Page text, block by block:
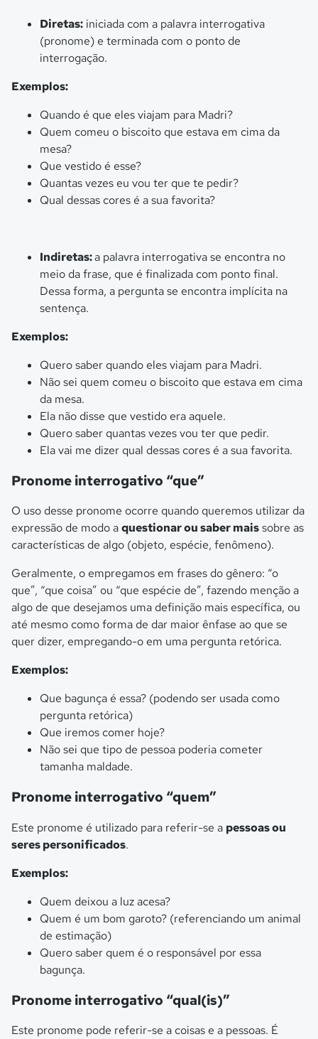
Diretas: iniciada com a palavra interrogativa
(pronome) e terminada com o ponto de
interrogação.
Exemplos:
Quando é que eles viajam para Madri?
Quem comeu o biscoito que estava em cima da
mesa?
Que vestido é esse?
Quantas vezes eu vou ter que te pedir?
Qual dessas cores é a sua favorita?
Indiretas:a palavra interrogativa se encontra no
meio da frase, que é finalizada com ponto final.
Dessa forma, a pergunta se encontra implícita na
sentença.
Exemplos:
Quero saber quando eles viajam para Madri.
Não sei quem comeu o biscoito que estava em cima
da mesa.
Ela não disse que vestido era aquele.
Quero saber quantas vezes vou ter que pedir.
Ela vai me dizer qual dessas cores é a sua favorita.
Pronome interrogativo “que”
O uso desse pronome ocorre quando queremos utilizar da
expressão de modo aquestionar ou saber maissobre as
características de algo (objeto, espécie, fenômeno).
Geralmente, o empregamos em frases do gênero: “o
que”, “que coisa” ou “que espécie de”, fazendo menção a
algo de que desejamos uma definição mais específica, ou
até mesmo como forma de dar maior ênfase ao que se
quer dizer, empregando-o em uma pergunta retórica.
Exemplos:
Que bagunça é essa? (podendo ser usada como
pergunta retórica)
Que iremos comer hoje?
Não sei que tipo de pessoa poderia cometer
tamanha maldade.
Pronome interrogativo “quem”
Este pronome é utilizado para referir-se a pessoas ou
seres personificados.
Exemplos:
Quem deixou a luz acesa?
Quem é um bom garoto? (referenciando um animal
de estimação)
Quero saber quem é o responsável por essa
bagunça.
Pronome interrogativo “qual(is)”
Este pronome pode referir-se a coisas e a pessoas. É